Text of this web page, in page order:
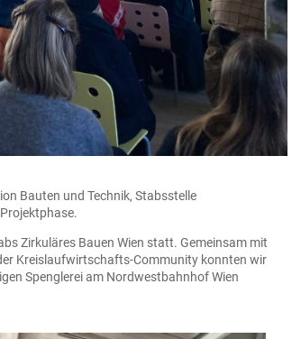
Bauten und Technik, Stabsstelle
Zirkuläres Bauen Wien statt. Gemeinsam mit
Kreislaufwirtschafts-Community konnten wir
Spenglerei am Nordwestbahnhof Wien